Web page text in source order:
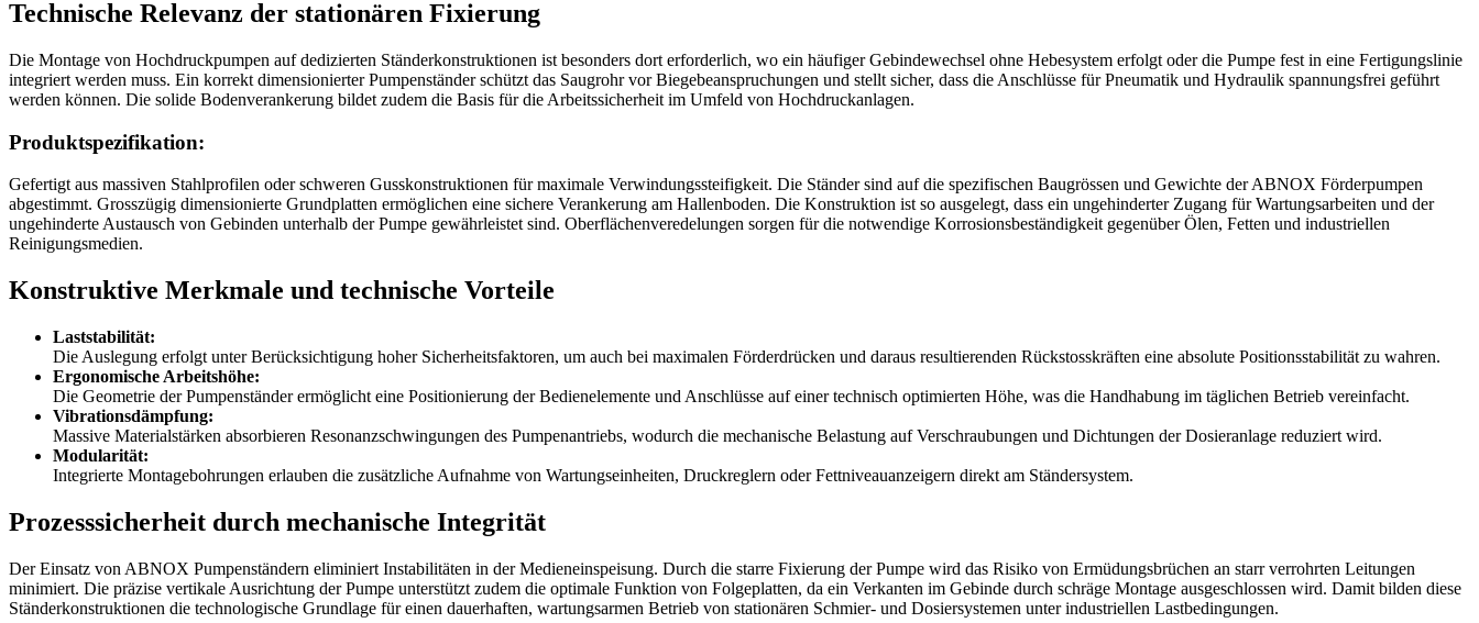
Technische Relevanz der stationären Fixierung
Die Montage von Hochdruckpumpen auf dedizierten Ständerkonstruktionen ist besonders dort erforderlich, wo ein häufiger Gebindewechsel ohne Hebesystem erfolgt oder die Pumpe fest in eine Fertigungslinie
integriert werden muss. Ein korrekt dimensionierter Pumpenständer schützt das Saugrohr vor Biegebeanspruchungen und stellt sicher, dass die Anschlüsse für Pneumatik und Hydraulik spannungsfrei geführt
werden können. Die solide Bodenverankerung bildet zudem die Basis für die Arbeitssicherheit im Umfeld von Hochdruckanlagen.
Produktspezifikation:
Gefertigt aus massiven Stahlprofilen oder schweren Gusskonstruktionen für maximale Verwindungssteifigkeit. Die Ständer sind auf die spezifischen Baugrössen und Gewichte der ABNOX Förderpumpen
abgestimmt. Grosszügig dimensionierte Grundplatten ermöglichen eine sichere Verankerung am Hallenboden. Die Konstruktion ist so ausgelegt, dass ein ungehinderter Zugang für Wartungsarbeiten und der
ungehinderte Austausch von Gebinden unterhalb der Pumpe gewährleistet sind. Oberflächenveredelungen sorgen für die notwendige Korrosionsbeständigkeit gegenüber Ölen, Fetten und industriellen
Reinigungsmedien.
Konstruktive Merkmale und technische Vorteile
Laststabilität:
Die Auslegung erfolgt unter Berücksichtigung hoher Sicherheitsfaktoren, um auch bei maximalen Förderdrücken und daraus resultierenden Rückstosskräften eine absolute Positionsstabilität zu wahren.
Ergonomische Arbeitshöhe:
Die Geometrie der Pumpenständer ermöglicht eine Positionierung der Bedienelemente und Anschlüsse auf einer technisch optimierten Höhe, was die Handhabung im täglichen Betrieb vereinfacht.
Vibrationsdämpfung:
Massive Materialstärken absorbieren Resonanzschwingungen des Pumpenantriebs, wodurch die mechanische Belastung auf Verschraubungen und Dichtungen der Dosieranlage reduziert wird.
Modularität:
Integrierte Montagebohrungen erlauben die zusätzliche Aufnahme von Wartungseinheiten, Druckreglern oder Fettniveauanzeigern direkt am Ständersystem.
Prozesssicherheit durch mechanische Integrität
Der Einsatz von ABNOX Pumpenständern eliminiert Instabilitäten in der Medieneinspeisung. Durch die starre Fixierung der Pumpe wird das Risiko von Ermüdungsbrüchen an starr verrohrten Leitungen
minimiert. Die präzise vertikale Ausrichtung der Pumpe unterstützt zudem die optimale Funktion von Folgeplatten, da ein Verkanten im Gebinde durch schräge Montage ausgeschlossen wird. Damit bilden diese
Ständerkonstruktionen die technologische Grundlage für einen dauerhaften, wartungsarmen Betrieb von stationären Schmier- und Dosiersystemen unter industriellen Lastbedingungen.